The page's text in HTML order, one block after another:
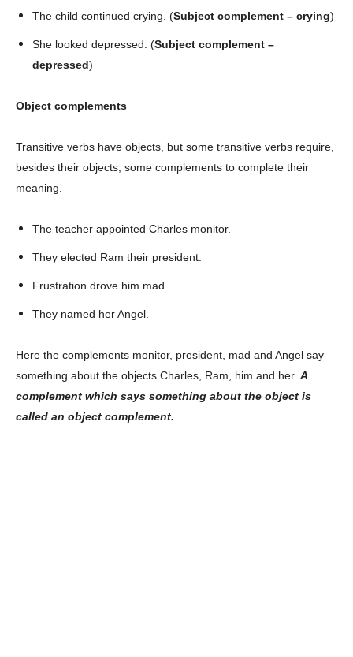
About
Contact us
Subscription Plans
The child continued crying. (Subject complement – crying)
She looked depressed. (Subject complement –
depressed)
Object complements
Transitive verbs have objects, but some transitive verbs require,
besides their objects, some complements to complete their
meaning.
The teacher appointed Charles monitor.
They elected Ram their president.
Frustration drove him mad.
They named her Angel.
Here the complements monitor, president, mad and Angel say
something about the objects Charles, Ram, him and her. A
complement which says something about the object is
called an object complement.